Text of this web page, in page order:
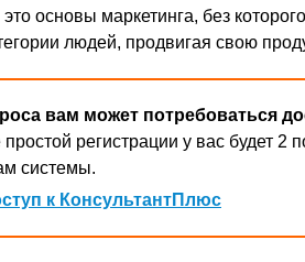
основы маркетинга, без
людей, продвигая свою
вам может потребоваться
регистрации у вас будет 2
системы.
к КонсультантПлюс